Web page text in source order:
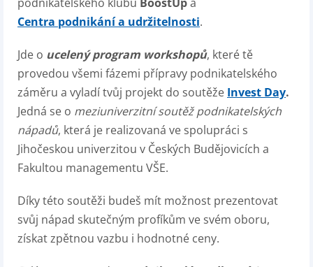
Centra podnikání a udržitelnosti.
Jde o ucelený program workshopů, které tě
provedou všemi fázemi přípravy podnikatelského
záměru a vyladí tvůj projekt do soutěže Invest Day.
Jedná se o meziuniverzitní soutěž podnikatelských
nápadů, která je realizovaná ve spolupráci s
Jihočeskou univerzitou v Českých Budějovicích a
Fakultou managementu VŠE.
Díky této soutěži budeš mít možnost prezentovat
svůj nápad skutečným profíkům ve svém oboru,
získat zpětnou vazbu i hodnotné ceny.